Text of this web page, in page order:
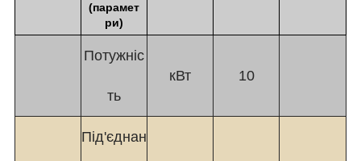
(парамет
ри)
Потужніс
ть
кВт 10
Під'єднан